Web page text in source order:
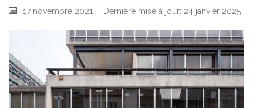
17 novembre 2021 Dernière mise à jour: 24 janvier 2025